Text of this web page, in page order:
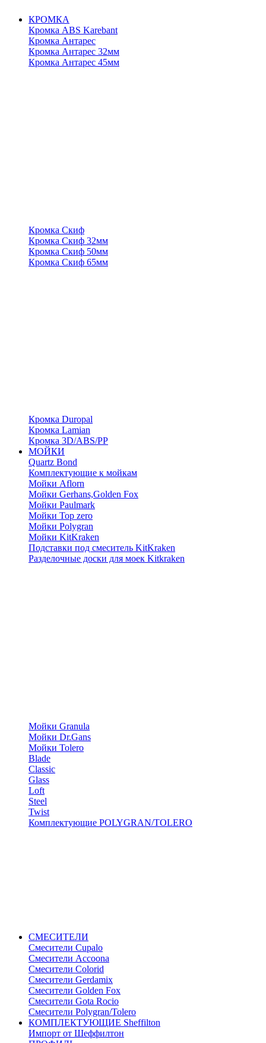
КРОМКА
Кромка ABS Karebant
Кромка Антарес
Кромка Антарес 32мм
Кромка Антарес 45мм
Кромка Скиф
Кромка Скиф 32мм
Кромка Скиф 50мм
Кромка Скиф 65мм
Кромка Duropal
Кромка Lamian
Кромка 3D/ABS/PP
МОЙКИ
Quartz Bond
Комплектующие к мойкам
Мойки Aflorn
Мойки Gerhans,Golden Fox
Мойки Paulmark
Мойки Top zero
Мойки Polygran
Мойки KitKraken
Подставки под смеситель KitKraken
Разделочные доски для моек Kitkraken
Мойки Granula
Мойки Dr.Gans
Мойки Tolero
Blade
Classic
Glass
Loft
Steel
Twist
Комплектующие POLYGRAN/TOLERO
СМЕСИТЕЛИ
Cмесители Cupalo
Смесители Accoona
Смесители Colorid
Смесители Gerdamix
Смесители Golden Fox
Смесители Gota Rocio
Смесители Polygran/Tolero
КОМПЛЕКТУЮЩИЕ Sheffilton
Импорт от Шеффилтон